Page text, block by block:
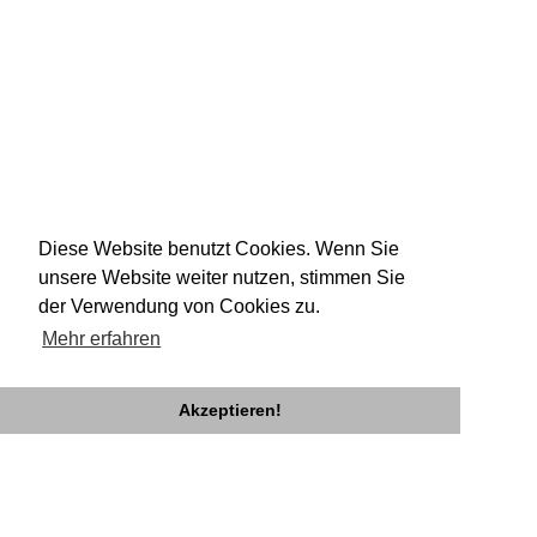
Diese Website benutzt Cookies. Wenn Sie
unsere Website weiter nutzen, stimmen Sie
der Verwendung von Cookies zu.
Mehr erfahren
Akzeptieren!